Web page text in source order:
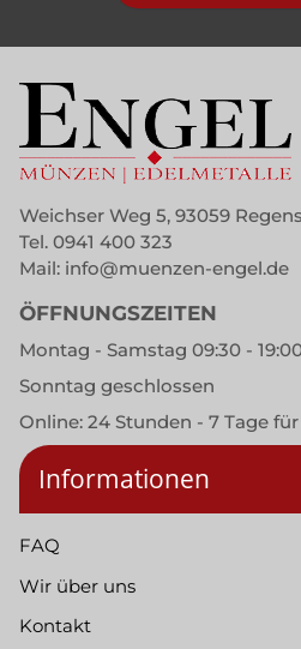
Weichser Weg 5, 93059
Tel. 0941 400 323
Mail: info@muenzen-engel.de
ÖFFNUNGSZEITEN
Montag - Samstag 09:30 -
Sonntag geschlossen
Online: 24 Stunden - 7 Tage
Informationen
FAQ
Wir über uns
Kontakt